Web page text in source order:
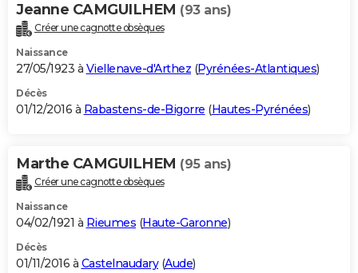
Jeanne CAMGUILHEM (93 ans)
Créer une cagnotte obsèques
Naissance
27/05/1923 à Viellenave-d'Arthez (Pyrénées-Atlantiques)
Décès
01/12/2016 à Rabastens-de-Bigorre (Hautes-Pyrénées)
Marthe CAMGUILHEM (95 ans)
Créer une cagnotte obsèques
Naissance
04/02/1921 à Rieumes (Haute-Garonne)
Décès
01/11/2016 à Castelnaudary(Aude)